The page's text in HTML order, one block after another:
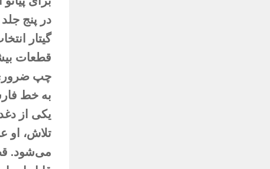
در پنج
گیتار
قطعات
چپ
به خط
تلاش، او
می‌شود.